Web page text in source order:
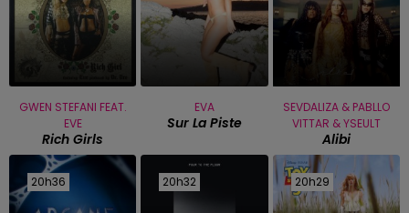
GWEN STEFANI FEAT.
EVE
Rich Girls
EVA
Sur La Piste
SEVDALIZA & PABLLO
VITTAR & YSEULT
Alibi
20h36
20h36 20h32
20h32 20h29
20h29